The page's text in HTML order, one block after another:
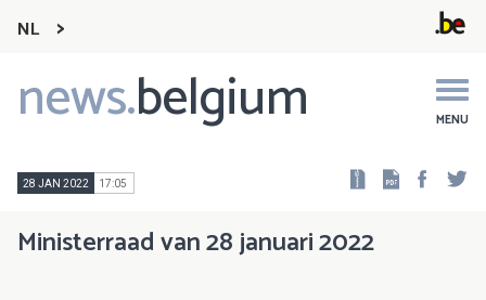
NL
news.belgium MENU
Main
navigation
28 JAN 2022 17:05
Ministerraad van 28 januari 2022